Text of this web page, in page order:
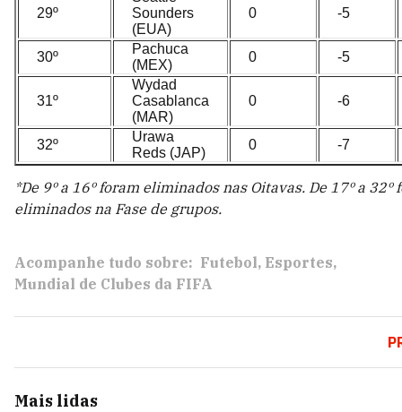
29º
Sounders
(EUA)
0 -5
30º
Pachuca
(MEX)
0 -5
31º
Wydad
Casablanca
(MAR)
0 -6
32º
Urawa
Reds (JAP)
0 -7
*De 9º a 16º foram eliminados nas Oitavas. De 17º a 32º
eliminados na Fase de grupos.
Acompanhe tudo sobre: Futebol Esportes
Mundial de Clubes da FIFA
Mais lidas